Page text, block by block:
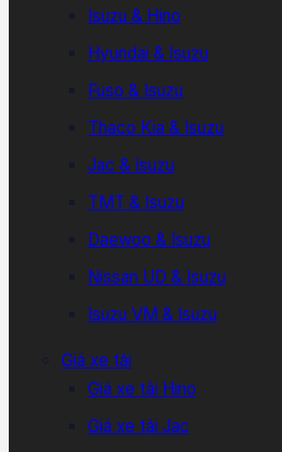
Isuzu & Hino
Hyundai & Isuzu
Fuso & Isuzu
Thaco Kia & Isuzu
Jac & Isuzu
TMT & Isuzu
Daewoo & Isuzu
Nissan UD & Isuzu
Isuzu VM & Isuzu
Giá xe tải
Giá xe tải Hino
Giá xe tải Jac